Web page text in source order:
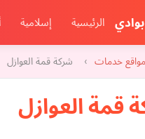
الرئيسية إسلامية
مواقع خدمات › شركة قمة العوازل
قمة العوازل